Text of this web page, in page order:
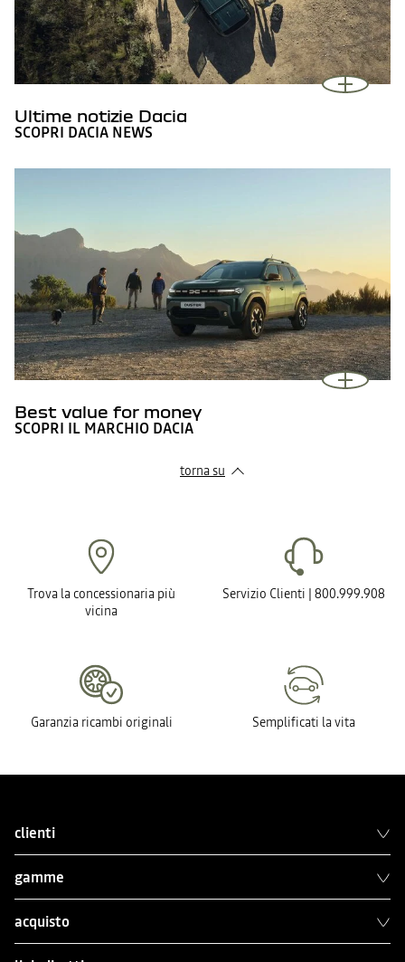
Ultime notizie Dacia
SCOPRI DACIA NEWS
Best value for money
SCOPRI IL MARCHIO DACIA
torna su
Trova la concessionaria più
vicina
Servizio Clienti | 800.999.908
Garanzia ricambi originali Semplificati la vita
clienti
gamme
acquisto